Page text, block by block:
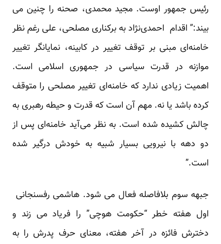
رئیس جمهور اوست. مجید محمدی، صحنه را چنین می
بیند:” اقدام احمدی‌نژاد به برکناری مصلحی، علی رغم نظر
خامنه‌ای مبنی بر توقف تغییر در کابینه، نمایانگر تغییر
موازنه در قدرت سیاسی در جمهوری اسلامی است.
اهمیت زیادی ندارد که خامنه‌ای تغییر مصلحی را متوقف
کرده باشد یا نه. مهم آن است که قدرت و حیطه رهبری به
چالش کشیده شده است. به نظر می‌آید خامنه‌ای پس از
دو دهه با نیرویی بسیار شبیه به خودش درگیر شده
است.”
جبهه سوم بلافاصله فعال می شود. هاشمی رفسنجانی
اول هفته خطر “حکومت هوچی” را فریاد می زند و
دخترش فائزه در آخر هفته، معنای حرف پدرش را به